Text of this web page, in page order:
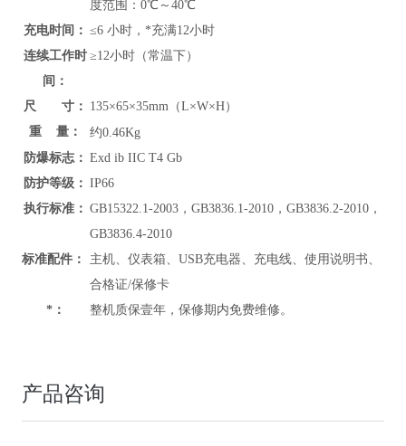
度范围： 0℃～40℃
充电时间： ≤6 小时，*充满12小时
连续工作时
间：
≥12小时（常温下）
尺 寸： 135×65×35mm（L×W×H）
重 量：
约0.46Kg
防爆标志： Exd ib IIC T4 Gb
防护等级： IP66
执行标准： GB15322.1-2003，GB3836.1-2010，GB3836.2-2010，
GB3836.4-2010
标准配件：
主机、仪表箱、USB充电器、充电线、使用说明书、
合格证/保修卡
*：
整机质保壹年，保修期内免费维修。
产品咨询